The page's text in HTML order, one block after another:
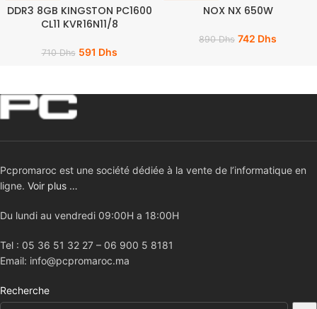
DDR3 8GB KINGSTON PC1600
CL11 KVR16N11/8
710Dhs 591 Dhs
NOX NX 650W
890Dhs 742 Dhs
Pcpromaroc est une société dédiée à la vente de l’informatique en
ligne. Voir plus …
Du lundi au vendredi 09:00H a 18:00H
Tel : 05 36 51 32 27 – 06 900 5 8181
Email: info@pcpromaroc.ma
Recherche